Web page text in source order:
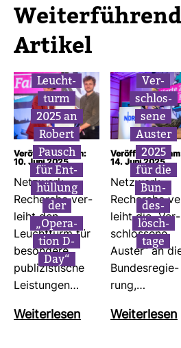
Artikel
Leucht­
turm
2025 an
Robert
Pausch
für Ent­
hül­lung
der
„Ope­ra­
tion D-
Day“
Veröffentlicht am:
10. Juni 2025
Netz­werk
Recherche ver­
leiht den
Leucht­turm für
beson­dere
publi­zis­ti­sche
Leis­tungen…
Wei­ter­lesen
Ver­
schlos­
sene
Auster
2025
für die
Bun­
des­
lösch­
tage
Veröffentlicht
14. Juni 2025
Netz­werk
Recherche
leiht die „Ver­
schlos­sene
Auster“ an
Bun­des­re­gie­
rung,…
Wei­ter­lesen